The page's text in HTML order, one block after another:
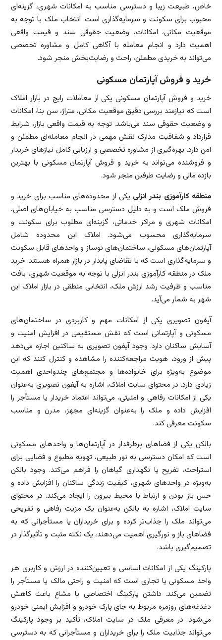
خاص، طبیعت زیبا و دسترسی مناسب به امکانات شهری، گزینه‌ای
محبوب برای سکونت و سرمایه‌گذاری است. انتخاب ملک با توجه به
موقعیت مکانی، امکانات، وضعیت حقوقی سند و قیمت واقعی
اهمیت دارد و انجام معامله با آگاهی کامل و مشاوره تخصصی
می‌تواند به خریدی مطمئن، راحت و رضایت‌بخش منجر شود.
خرید و فروش آپارتمان مسکونی
خرید و فروش آپارتمان مسکونی یکی از معاملات رایج در بازار املاک
است که نیازمند بررسی دقیق موقعیت مکانی، متراژ، سن بنا، امکانات
و وضعیت حقوقی سند می‌باشد. توجه به قیمت واقعی بازار، شرایط
قرارداد و شفافیت مدارک نقش مهمی در انجام معامله‌ای مطمئن و
امن دارد. بهره‌گیری از مشاوره تخصصی و ارزیابی کامل نیازهای خریدار
و فروشنده می‌تواند به خرید و فروش آپارتمان مسکونی با بهترین
بازده مالی و رضایت طرفین منجر شود.
منطقه کارآموزی بندر انزلی یکی از محدوده‌های مناسب برای خرید و
فروش ملک است و به دلیل دسترسی مناسب به خیابان‌های اصلی،
امکانات شهری و مراکز خدماتی، گزینه‌ای مطلوب برای سکونت و
سرمایه‌گذاری محسوب می‌شود. املاک این محدوده شامل
آپارتمان‌های مسکونی، ساختمان‌های نوساز و واحدهای قابل سکونت
و سرمایه‌گذاری است که با تقاضای پایدار در بازار همراه هستند. خرید
ملک در منطقه کارآموزی بندر انزلی با توجه به موقعیت شهری، بافت
مناسب و ظرفیت رشد ارزش ملک، انتخابی منطقی در بازار املاک این
شهر به شمار می‌آید.
آیفون تصویری یکی از امکانات مهم و کاربردی در ساختمان‌های
مسکونی و آپارتمانی است که نقش مستقیمی در افزایش امنیت و
آسایش ساکنان دارد. وجود آیفون تصویری به ساکنین اجازه می‌دهد
پیش از ورود، هویت مراجعه‌کننده را مشاهده و کنترل کنند که این
موضوع به‌ویژه برای خانواده‌ها و مجتمع‌های چندواحدی اهمیت
زیادی دارد. در محتوای سایت املاک، اشاره به آیفون تصویری به‌عنوان
یکی از امکانات رفاهی و امنیتی، می‌تواند اعتماد خریدار یا مستأجر را
افزایش داده و ملک را به‌عنوان گزینه‌ای مجهز، مدرن و مناسب
سکونت معرفی کند.
بالکن یکی از فضاهای پرطرفدار در آپارتمان‌ها و واحدهای مسکونی
است که امکان دسترسی به نور طبیعی، تهویه مطبوع و فضایی برای
استراحت، تفریح یا نگهداری گیاهان را فراهم می‌کند. وجود بالکن
به‌ویژه در واحدهای شهری، کیفیت زندگی ساکنان را افزایش داده و
حس باز بودن و ارتباط با محیط بیرون را ایجاد می‌کند. در محتوای
سایت املاک، اشاره به بالکن به‌عنوان یک مزیت رفاهی و تفریحی
می‌تواند ملک را جذاب‌تر کرده و برای خریداران یا مستأجرانی که به
فضاهای باز و نورگیری اهمیت می‌دهند، یک نکته مثبت و تأثیرگذار در
تصمیم‌گیری باشد.
پارکینگ یکی از امکانات اساسی و تعیین‌کننده در ارزش و کاربری هر
واحد مسکونی یا تجاری است که امنیت و راحتی مالک یا مستأجر را
تضمین می‌کند. داشتن پارکینگ اختصاصی یا مشاع باعث کاهش
دغدغه‌های روزمره مربوط به جای پارک خودرو و افزایش ایمنی خودرو
می‌شود. در معرفی ملک در سایت املاک، تأکید بر وجود پارکینگ
می‌تواند جذابیت ملک را برای خریداران و مستأجرانی که به دسترسی